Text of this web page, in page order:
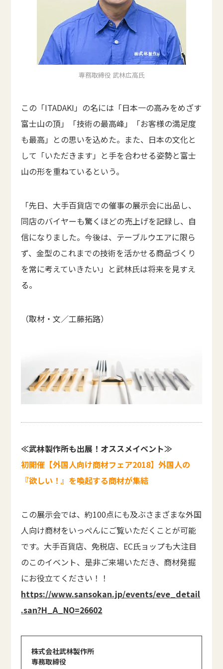
専務取締役 武林広高氏
この「ITADAKI」の名には「日本一の高みをめざす
富士山の頂」「技術の最高峰」「お客様の満足度
も最高」との思いを込めた。また、日本の文化と
して「いただきます」と手を合わせる姿勢と富士
山の形を重ねているという。
「先日、大手百貨店での催事の展示会に出品し、
同店のバイヤーも驚くほどの売上げを記録し、自
信になりました。今後は、テーブルウエアに限ら
ず、金型のこれまでの技術を活かせる商品づくり
を常に考えていきたい」と武林氏は将来を見すえ
る。
（取材・文／工藤拓路）
≪武林製作所も出展！オススメイベント≫
初開催【外国人向け商材フェア2018】外国人の
『欲しい！』を喚起する商材が集結
この展示会では、約100点にも及ぶさまざまな外国
人向け商材をいっぺんにご覧いただくことが可能
です。大手百貨店、免税店、EC氏ョップも大注目
のこのイベント、是非ご来場いただき、商材発掘
にお役立てください！！
https://www.sansokan.jp/events/eve_detail
.san?H_A_NO=26602
株式会社武林製作所
専務取締役